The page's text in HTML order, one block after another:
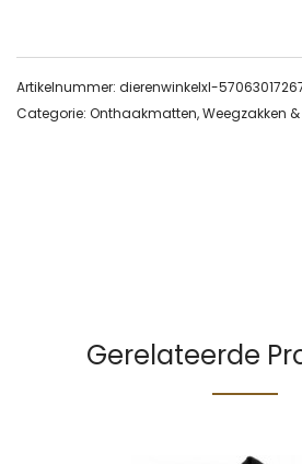
Artikelnummer: dierenwinkelxl-
Categorie: Onthaakmatten, Weegzakken
Gerelateerde